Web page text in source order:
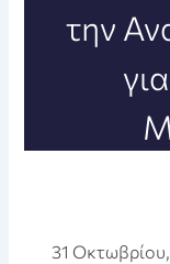
την
31